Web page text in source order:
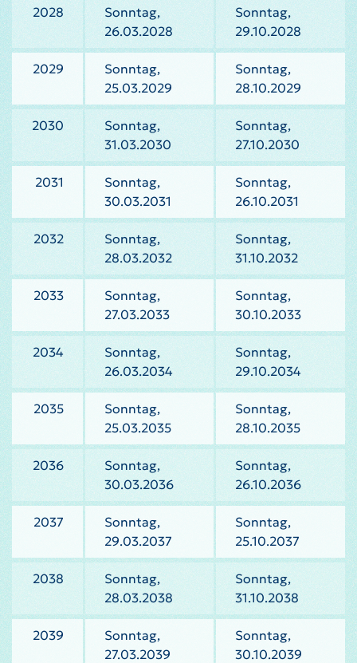
2028
Sonntag,
26.03.2028
Sonntag,
29.10.2028
2029
Sonntag,
25.03.2029
Sonntag,
28.10.2029
2030
Sonntag,
31.03.2030
Sonntag,
27.10.2030
2031
Sonntag,
30.03.2031
Sonntag,
26.10.2031
2032
Sonntag,
28.03.2032
Sonntag,
31.10.2032
2033
Sonntag,
27.03.2033
Sonntag,
30.10.2033
2034
Sonntag,
26.03.2034
Sonntag,
29.10.2034
2035
Sonntag,
25.03.2035
Sonntag,
28.10.2035
2036
Sonntag,
30.03.2036
Sonntag,
26.10.2036
2037
Sonntag,
29.03.2037
Sonntag,
25.10.2037
2038
Sonntag,
28.03.2038
Sonntag,
31.10.2038
2039
Sonntag,
27.03.2039
Sonntag,
30.10.2039